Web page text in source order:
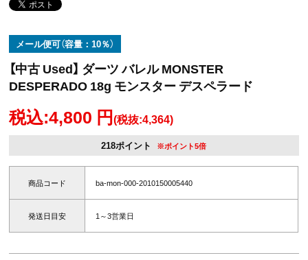
メール便可（容量：10％）
【中古 Used】 ダーツ バレル MONSTER
DESPERADO 18g モンスター デスペラード
税込:4,800 円(税抜:4,364)
218ポイント ※ポイント5倍
商品コード ba-mon-000-2010150005440
発送日目安 1～3営業日